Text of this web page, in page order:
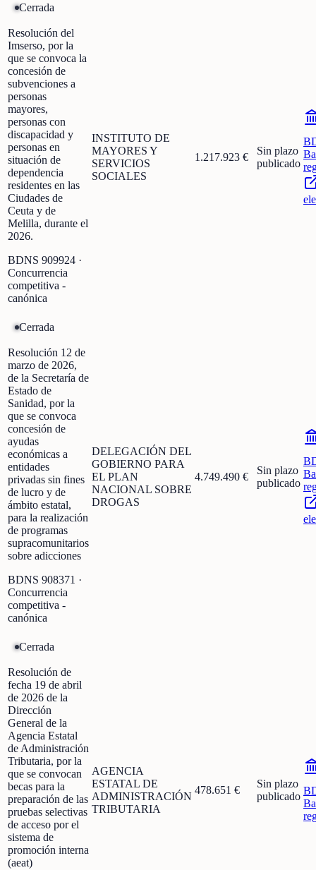
Cerrada
Resolución del
Imserso, por la
que se convoca la
concesión de
subvenciones a
personas
mayores,
personas con
discapacidad y
personas en
situación de
dependencia
residentes en las
Ciudades de
Ceuta y de
Melilla, durante el
2026.
BDNS 909924 ·
Concurrencia
competitiva -
canónica
INSTITUTO DE
MAYORES Y
SERVICIOS
SOCIALES
1.217.923 €
Sin plazo
publicado
Cerrada
Resolución 12 de
marzo de 2026,
de la Secretaría de
Estado de
Sanidad, por la
que se convoca
concesión de
ayudas
económicas a
entidades
privadas sin fines
de lucro y de
ámbito estatal,
para la realización
de programas
supracomunitarios
sobre adicciones
BDNS 908371 ·
Concurrencia
competitiva -
canónica
DELEGACIÓN DEL
GOBIERNO PARA
EL PLAN
NACIONAL SOBRE
DROGAS
4.749.490 €
Sin plazo
publicado
Cerrada
Resolución de
fecha 19 de abril
de 2026 de la
Dirección
General de la
Agencia Estatal
de Administración
Tributaria, por la
que se convocan
becas para la
preparación de las
pruebas selectivas
de acceso por el
sistema de
promoción interna
(aeat)
AGENCIA
ESTATAL DE
ADMINISTRACIÓN
TRIBUTARIA
478.651 €
Sin plazo
publicado